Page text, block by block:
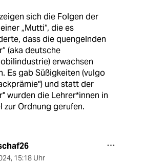
sich die Folgen der
„Mutti“, die es
dass die quengelnden
(aka deutsche
erwachsen
Es gab Süßigkeiten (vulgo
und statt der
wurden die Lehrer*innen in
zur Ordnung gerufen.
, 15:18 Uhr